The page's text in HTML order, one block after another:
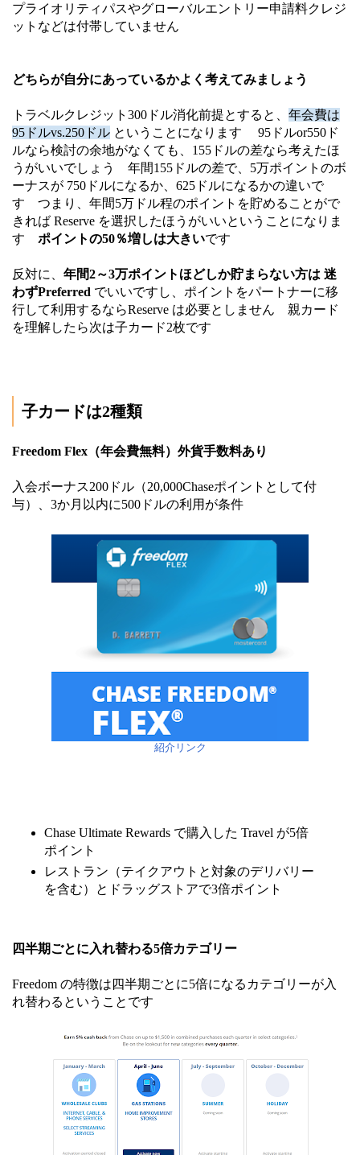
プライオリティパスやグローバルエントリー申請料クレジ
ットなどは付帯していません
どちらが自分にあっているかよく考えてみましょう
トラベルクレジット300ドル消化前提とすると、 年会費は
95ドルvs.250 ドル ということになります 95ドルor550ド
ルなら検討の余地がなくても、155ドルの差なら考えたほ
うがいいでしょう 年間155ドルの差で、5万ポイントのボ
ーナスが 750ドルになるか、625ドルになるかの違いで
す つまり、年間5万ドル程のポイントを貯めることがで
きれば Reserve を選択したほうがいいということになりま
す ポイントの50％増しは大きいです
反対に、 年間2～3万ポイントほどしか貯まらない方は 迷
わずPreferred でいいですし、ポイントをパートナーに移
行して利用するならReserve は必要としません 親カード
を理解したら次は子カード2枚です
子カードは2種類
Freedom Flex（年会費無料）外貨手数料あり
入会ボーナス200ドル（20,000Chaseポイントとして付
与）、3か月以内に500ドルの利用が条件
紹介リンク
Chase Ultimate Rewards で購入した Travel が5倍
ポイント
レストラン（テイクアウトと対象のデリバリー
を含む）とドラッグストアで3倍ポイント
四半期ごとに入れ替わる5倍カテゴリー
Freedom の特徴は四半期ごとに5倍になるカテゴリーが入
れ替わるということです